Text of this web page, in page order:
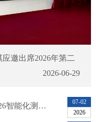
邀出席2026年第二
2026-06-29
我校举办“院士领航·专家面对面”2026智能化测绘学术报告会
07-02
2026